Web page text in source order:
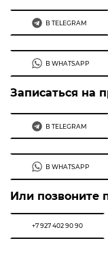
В TELEGRAM
В WHATSAPP
Записаться на
В TELEGRAM
В WHATSAPP
Или позвоните
+7 927 402 90 90